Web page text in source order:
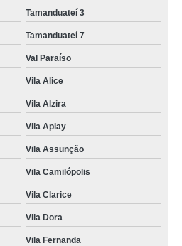
Tamanduateí 3
Tamanduateí 7
Val Paraíso
Vila Alice
Vila Alzira
Vila Apiay
Vila Assunção
Vila Camilópolis
Vila Clarice
Vila Dora
Vila Fernanda